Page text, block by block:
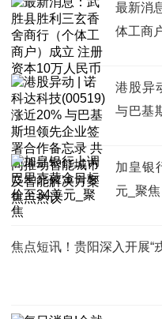
最新消
体工商
港股异
与巴基
同推
议
加皇银
元_聚焦
焦点短讯！贵阳深入开展“